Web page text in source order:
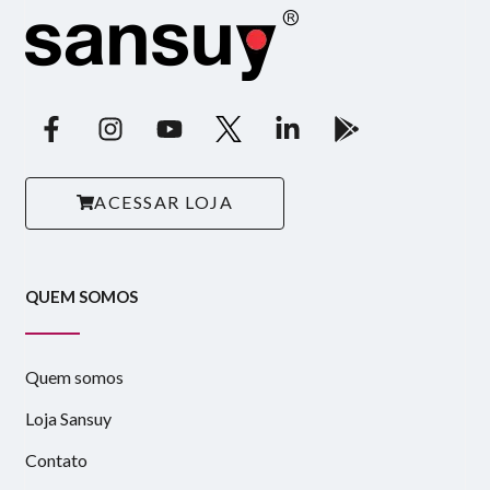
ACESSAR LOJA
QUEM SOMOS
Quem somos
Loja Sansuy
Contato